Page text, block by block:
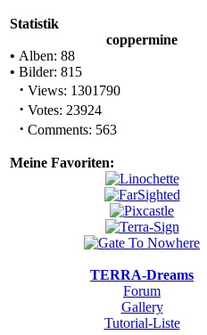
Statistik
coppermine
• Alben: 88
• Bilder: 815
· Views: 1301790
· Votes: 23924
· Comments: 563
Meine Favoriten:
TERRA-Dreams
Forum
Gallery
Tutorial-Liste